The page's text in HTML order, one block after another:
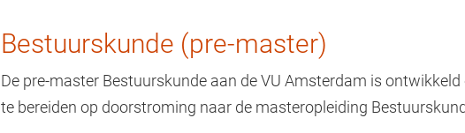
Bestuurskunde (pre-master)
De pre-master Bestuurskunde aan de VU Amsterdam is
te bereiden op doorstroming naar de masteropleiding